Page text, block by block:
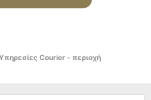
Courier - περιοχή